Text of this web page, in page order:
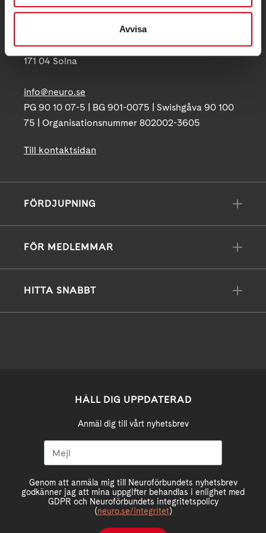
Avvisa
Box 4086
171 04 Solna
info@neuro.se
PG 90 10 07-5 | BG 901-0075 | Swishgåva 90 100
75 | Organisationsnummer 802002-3605
Till kontaktsidan
FÖRDJUPNING
FÖR MEDLEMMAR
HITTA SNABBT
HÅLL DIG UPPDATERAD
Anmäl dig till vårt nyhetsbrev
Genom att anmäla mig till Neuroförbundets nyhetsbrev
godkänner jag att mina uppgifter behandlas i enlighet med
GDPR och Neuroförbundets integritetspolicy
(neuro.se/integritet)